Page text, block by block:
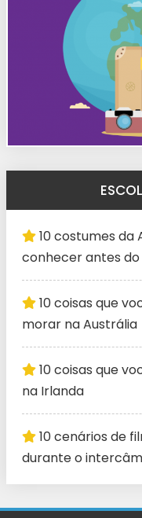
10 costumes da
conhecer antes
10 coisas que
morar na Austrália
10 coisas que
na Irlanda
10 cenários de
durante o